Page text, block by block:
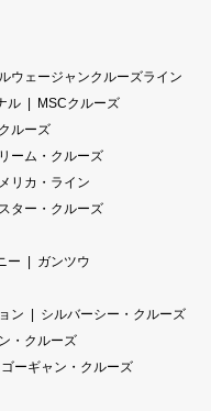
ウェージャンクルーズライン
ル
MSCクルーズ
ルーズ
ーム・クルーズ
リカ・ライン
ター・クルーズ
ー
ガンツウ
ン
シルバーシー・クルーズ
・クルーズ
ーギャン・クルーズ